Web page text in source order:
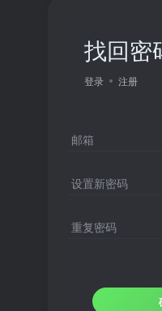
找回密
登录 注册
邮箱
设置新密码
重复密码